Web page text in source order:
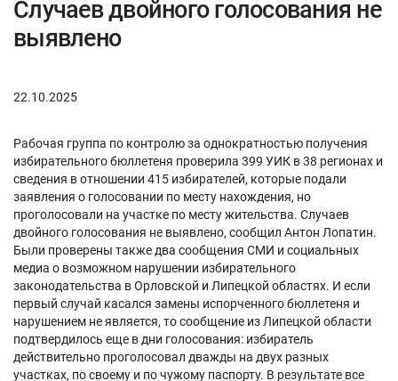
Случаев двойного голосования не
выявлено
22.10.2025
Рабочая группа по контролю за однократностью получения
избирательного бюллетеня проверила 399 УИК в 38 регионах и
сведения в отношении 415 избирателей, которые подали
заявления о голосовании по месту нахождения, но
проголосовали на участке по месту жительства. Случаев
двойного голосования не выявлено, сообщил Антон Лопатин.
Были проверены также два сообщения СМИ и социальных
медиа о возможном нарушении избирательного
законодательства в Орловской и Липецкой областях. И если
первый случай касался замены испорченного бюллетеня и
нарушением не является, то сообщение из Липецкой области
подтвердилось еще в дни голосования: избиратель
действительно проголосовал дважды на двух разных
участках, по своему и по чужому паспорту. В результате все